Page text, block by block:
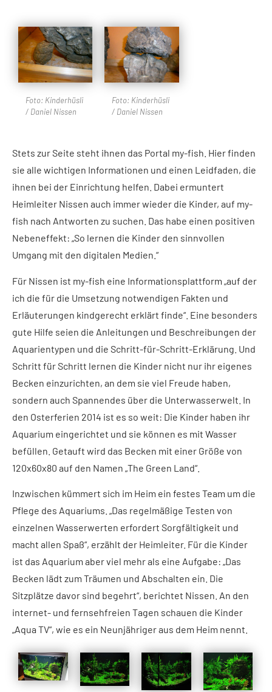
Foto: Kinderhüsli
/ Daniel Nissen
Foto: Kinderhüsli
/ Daniel Nissen
Stets zur Seite steht ihnen das Portal my-fish. Hier finden
sie alle wichtigen Informationen und einen Leidfaden, die
ihnen bei der Einrichtung helfen. Dabei ermuntert
Heimleiter Nissen auch immer wieder die Kinder, auf my-
fish nach Antworten zu suchen. Das habe einen positiven
Nebeneffekt: „So lernen die Kinder den sinnvollen
Umgang mit den digitalen Medien.“
Für Nissen ist my-fish eine Informationsplattform „auf der
ich die für die Umsetzung notwendigen Fakten und
Erläuterungen kindgerecht erklärt finde“. Eine besonders
gute Hilfe seien die Anleitungen und Beschreibungen der
Aquarientypen und die Schritt-für-Schritt-Erklärung. Und
Schritt für Schritt lernen die Kinder nicht nur ihr eigenes
Becken einzurichten, an dem sie viel Freude haben,
sondern auch Spannendes über die Unterwasserwelt. In
den Osterferien 2014 ist es so weit: Die Kinder haben ihr
Aquarium eingerichtet und sie können es mit Wasser
befüllen. Getauft wird das Becken mit einer Größe von
120x60x80 auf den Namen „The Green Land“.
Inzwischen kümmert sich im Heim ein festes Team um die
Pflege des Aquariums. „Das regelmäßige Testen von
einzelnen Wasserwerten erfordert Sorgfältigkeit und
macht allen Spaß“, erzählt der Heimleiter. Für die Kinder
ist das Aquarium aber viel mehr als eine Aufgabe: „Das
Becken lädt zum Träumen und Abschalten ein. Die
Sitzplätze davor sind begehrt“, berichtet Nissen. An den
internet- und fernsehfreien Tagen schauen die Kinder
„Aqua TV“, wie es ein Neunjähriger aus dem Heim nennt.